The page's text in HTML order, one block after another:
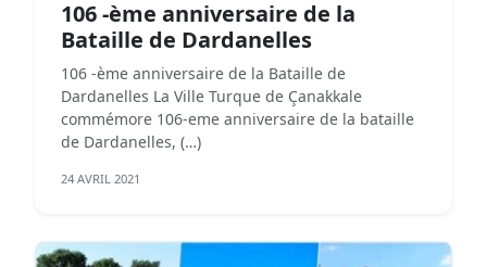
106 -ème anniversaire de la
Bataille de Dardanelles
106 -ème anniversaire de la Bataille de
Dardanelles La Ville Turque de Çanakkale
commémore 106-eme anniversaire de la bataille
de Dardanelles, (…)
24 AVRIL 2021